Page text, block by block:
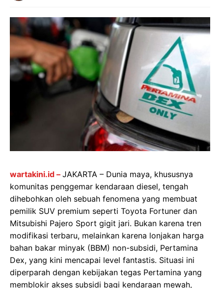
wartakini.id – JAKARTA – Dunia maya, khususnya
komunitas penggemar kendaraan diesel, tengah
dihebohkan oleh sebuah fenomena yang membuat
pemilik SUV premium seperti Toyota Fortuner dan
Mitsubishi Pajero Sport gigit jari. Bukan karena tren
modifikasi terbaru, melainkan karena lonjakan harga
bahan bakar minyak (BBM) non-subsidi, Pertamina
Dex, yang kini mencapai level fantastis. Situasi ini
diperparah dengan kebijakan tegas Pertamina yang
memblokir akses subsidi bagi kendaraan mewah,